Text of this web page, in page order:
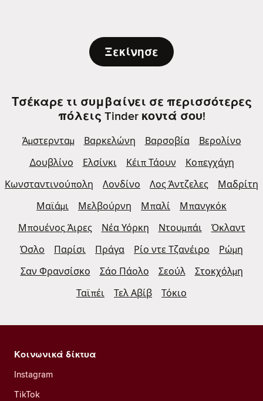
Ξεκίνησε
Τσέκαρε τι συμβαίνει σε περισσότερες
πόλεις Tinder κοντά σου!
Άμστερνταμ Βαρκελώνη Βαρσοβία
Βερολίνο
Δουβλίνο
Ελσίνκι Κέιπ Τάουν
Κοπεγχάγη
Κωνσταντινούπολη
Λονδίνο Λος Άντζελες
Μαδρίτη
Μαϊάμι
Μελβούρνη Μπαλί
Μπανγκόκ
Μπουένος Άιρες
Νέα Υόρκη Ντουμπάι
Όκλαντ
Όσλο
Παρίσι Πράγα Ρίο ντε Τζανέιρο
Ρώμη
Σαν Φρανσίσκο
Σάο Πάολο Σεούλ
Στοκχόλμη
Ταϊπέι
Τελ Αβίβ Τόκιο
Κοινωνικά δίκτυα
Instagram
TikTok